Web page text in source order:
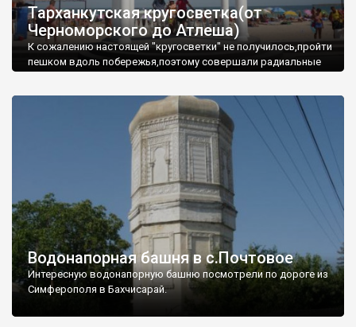
Тарханкутская кругосветка(от
Черноморского до Атлеша)
К сожалению настоящей "кругосветки" не получилось,пройти
пешком вдоль побережья,поэтому совершали радиальные
Водонапорная башня в с.Почтовое
Интересную водонапорную башню посмотрели по дороге из
Симферополя в Бахчисарай.